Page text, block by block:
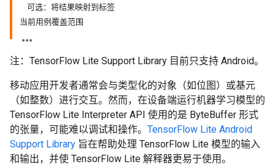
可选：将结果映射到标签
当前用例覆盖范围
注：TensorFlow Lite Support Library 目前只支持 Android。
移动应用开发者通常会与类型化的对象（如位图）或基元
（如整数）进行交互。然而，在设备端运行机器学习模型的
TensorFlow Lite Interpreter API 使用的是 ByteBuffer 形式
的张量，可能难以调试和操作。 TensorFlow Lite Android
Support Library 旨在帮助处理 TensorFlow Lite 模型的输入
和输出，并使 TensorFlow Lite 解释器更易于使用。